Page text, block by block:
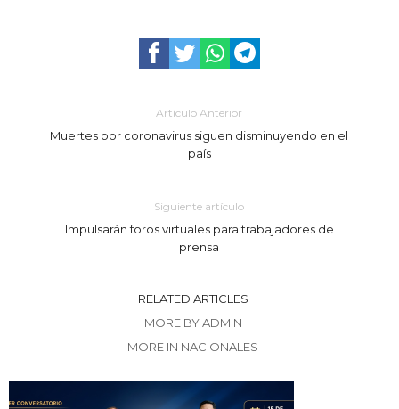
Artículo Anterior
Muertes por coronavirus siguen disminuyendo en el
país
Siguiente artículo
Impulsarán foros virtuales para trabajadores de
prensa
RELATED ARTICLES
MORE BY ADMIN
MORE IN NACIONALES